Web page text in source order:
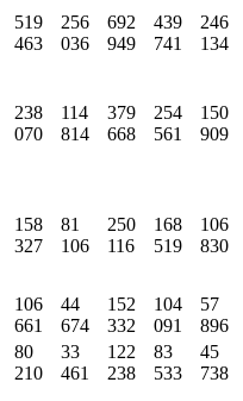
519
463
256
036
692
949
439
741
246
134
238
070
114
814
379
668
254
561
150
909
158
327
81
106
250
116
168
519
106
830
106
661
44
674
152
332
104
091
57
896
80
210
33
461
122
238
83
533
45
738